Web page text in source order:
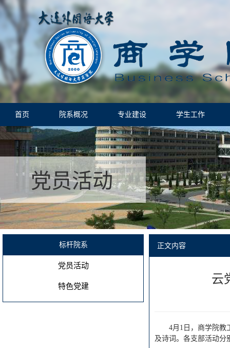
首页 院系概况 专业建设 学生工作
党员活动
标杆院系
党员活动
特色党建
正文内容
云
4月1日，商学院教
及诗词。各支部活动分